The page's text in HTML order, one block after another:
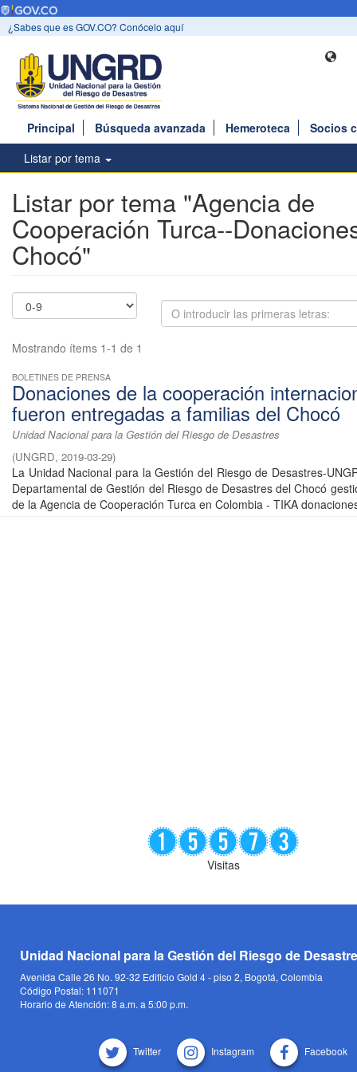
¿Sabes que es GOV.CO? Conócelo aquí
Principal Búsqueda avanzada Hemeroteca
Socios
Listar por tema
Listar por tema "Agencia de
Cooperación Turca--
Chocó"
Mostrando ítems 1-1 de 1
BOLETINES DE PRENSA
Donaciones de la cooperación
fueron entregadas a familias del Chocó
Unidad Nacional para la Gestión del Riesgo de Desastres
(UNGRD, 2019-03-29)
La Unidad Nacional para la Gestión del Riesgo de Desastres-
Departamental de Gestión del Riesgo de Desastres del Chocó
de la Agencia de Cooperación Turca en Colombia - TIKA
Visitas
Unidad Nacional para la Gestión del Riesgo de
Avenida Calle 26 No. 92-32 Edificio Gold 4 - piso 2, Bogotá, Colombia
Código Postal: 111071
Horario de Atención: 8 a.m. a 5:00 p.m.
Twitter Instagram Facebook